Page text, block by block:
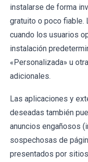
instalarse de forma
gratuito o poco fiable.
cuando los usuarios
instalación
«Personalizada» u
adicionales.
Las aplicaciones y
deseadas también
anuncios engañosos
sospechosas de
presentados por